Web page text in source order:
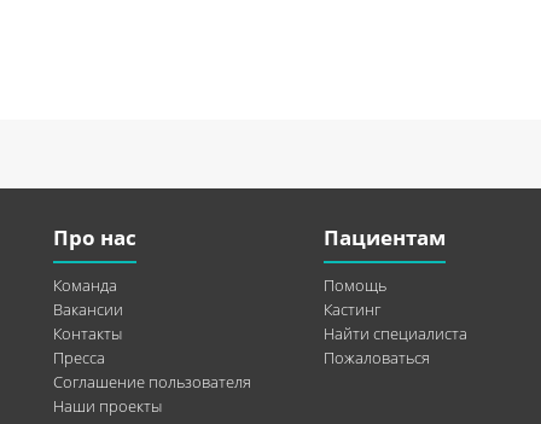
Про нас
Команда
Вакансии
Контакты
Пресса
Соглашение пользователя
Наши проекты
Пациентам
Помощь
Кастинг
Найти специалиста
Пожаловаться